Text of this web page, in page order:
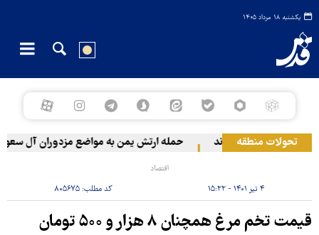
یکشنبه ۱۸ مرداد ۱۴۰۵
تحولات منطقه حمله ارتش یمن به مواضع مزدوران آل سعود
اقتصاد
۴ تیر ۱۴۰۱ - ۱۵:۲۲ کد مطلب: ۸۰۵۶۷۵
قیمت تخم مرغ همچنان ۸ هزار و ۵۰۰ تومان